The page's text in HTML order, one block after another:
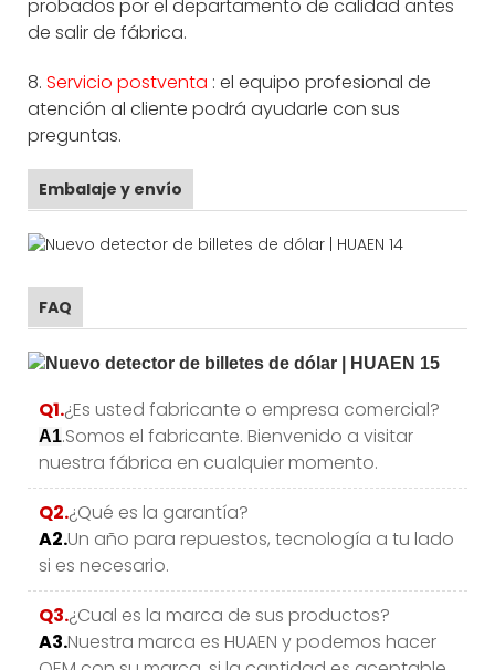
probados por el departamento de calidad antes
de salir de fábrica.
8. Servicio postventa : el equipo profesional de
atención al cliente podrá ayudarle con sus
preguntas.
Embalaje y envío
FAQ
Q1.¿Es usted fabricante o empresa comercial?
A1.Somos el fabricante. Bienvenido a visitar
nuestra fábrica en cualquier momento.
Q2.¿Qué es la garantía?
A2.Un año para repuestos, tecnología a tu lado
si es necesario.
Q3.¿Cual es la marca de sus productos?
A3.Nuestra marca es HUAEN y podemos hacer